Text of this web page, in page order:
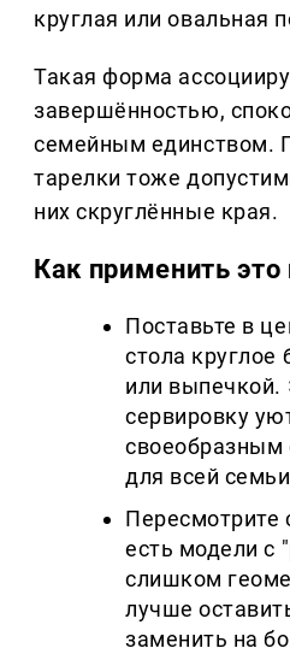
круглая или овальная
Такая форма
завершённостью,
семейным единством.
тарелки тоже
них скруглённые края.
Как применить это
Поставьте в
стола
или выпечкой.
сервировку
своеобразным
для всей
Пересмотрите
есть модели с
слишком
лучше
заменить на